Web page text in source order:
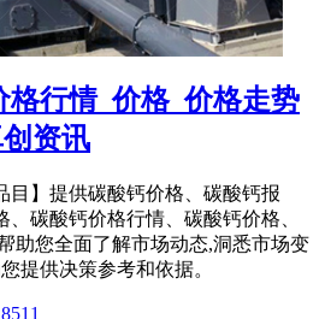
格行情_价格_价格走势
创资讯
目】提供碳酸钙价格、碳酸钙报
碳酸钙价格行情、碳酸钙价格、
助您全面了解市场动态,洞悉市场变
提供决策参考和依据。